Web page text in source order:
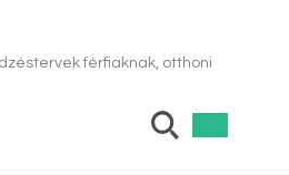
férfiaknak, otthoni